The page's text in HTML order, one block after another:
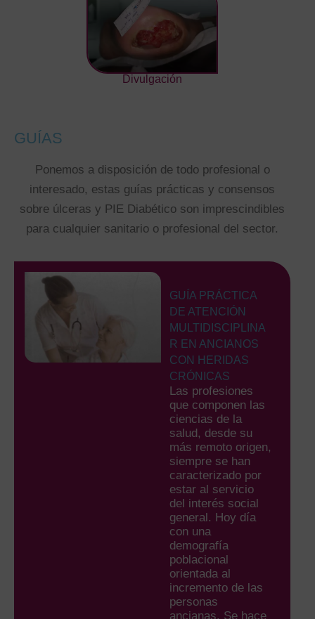
Divulgación
GUÍAS
Ponemos a disposición de todo profesional o
interesado, estas guías prácticas y consensos
sobre úlceras y PIE Diabético son imprescindibles
para cualquier sanitario o profesional del sector.
GUÍA PRÁCTICA
DE ATENCIÓN
MULTIDISCIPLINA
R EN ANCIANOS
CON HERIDAS
CRÓNICAS
Las profesiones
que componen las
ciencias de la
salud, desde su
más remoto origen,
siempre se han
caracterizado por
estar al servicio
del interés social
general. Hoy día
con una
demografía
poblacional
orientada al
incremento de las
personas
ancianas. Se hace